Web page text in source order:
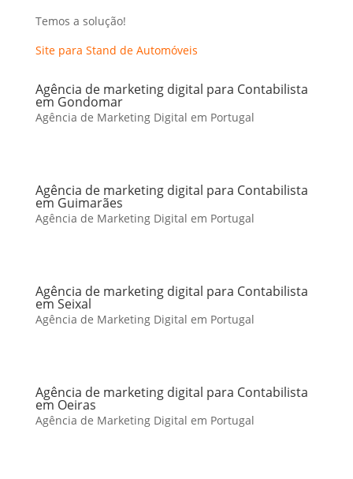
Temos a solução!
Site para Stand de Automóveis
Agência de marketing digital para Contabilista
em Gondomar
Agência de Marketing Digital em Portugal
Agência de marketing digital para Contabilista
em Guimarães
Agência de Marketing Digital em Portugal
Agência de marketing digital para Contabilista
em Seixal
Agência de Marketing Digital em Portugal
Agência de marketing digital para Contabilista
em Oeiras
Agência de Marketing Digital em Portugal